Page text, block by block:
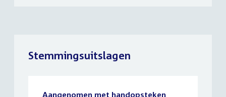
Stemmingsuitslagen
Aangenomen met handopsteken